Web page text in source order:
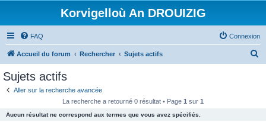
Korvigelloù An DROUIZIG
FAQ Connexion
Accueil du forum Rechercher Sujets actifs
Sujets actifs
Aller sur la recherche avancée
La recherche a retourné 0 résultat • Page 1 sur 1
Aucun résultat ne correspond aux termes que vous avez spécifiés.